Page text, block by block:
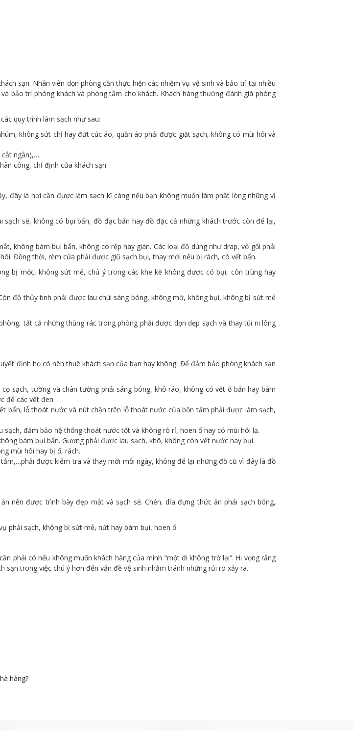
sạn. Nhân viên dọn phòng cần thực hiện các nhiệm vụ vệ sinh và bảo trì tại nhiều
bảo trì phòng khách và phòng tắm cho khách. Khách hàng thường đánh giá phòng
quy trình làm sạch như sau:
không sứt chỉ hay đứt cúc áo, quần áo phải được giặt sạch, không có mùi hôi và
cắt ngắn),…
công, chỉ định của khách sạn.
đây là nơi cần được làm sạch kĩ càng nếu bạn không muốn làm phật lòng những vị
sẽ, không có bụi bẩn, đồ đạc bẩn hay đồ đặc cả những khách trước còn để lại,
không bám bụi bẩn, không có rệp hay gián. Các loại đồ dùng như drap, vỏ gối phải
Đồng thời, rèm cửa phải được giũ sạch bụi, thay mới nếu bị rách, có vết bẩn.
bị mốc, không sứt mẻ, chú ý trong các khe kẽ không được có bụi, côn trùng hay
đồ thủy tinh phải được lau chùi sáng bóng, không mờ, không bụi, không bị sứt mẻ
tất cả những thùng rác trong phòng phải được dọn dẹp sạch và thay túi ni lông
định họ có nên thuê khách sạn của bạn hay không. Để đảm bảo phòng khách sạn
sạch, tường và chân tường phải sáng bóng, khô ráo, không có vết ố bẩn hay bám
để các vết đen.
bẩn, lỗ thoát nước và nút chặn trên lỗ thoát nước của bồn tắm phải được làm sạch,
đảm bảo hệ thống thoát nước tốt và không rò rỉ, hoen ố hay có mùi hôi lạ.
bám bụi bẩn. Gương phải được lau sạch, khô, không còn vết nước hay bụi.
mùi hôi hay bị ố, rách.
được kiểm tra và thay mới mỗi ngày, không để lại những đồ cũ vì đây là đồ
nên được trình bày đẹp mắt và sạch sẽ. Chén, dĩa đựng thức ăn phải sạch bóng,
phải sạch, không bị sứt mẻ, nứt hay bám bụi, hoen ố.
phải có nếu không muốn khách hàng của mình “một đi không trở lại”. Hi vọng rằng
sạn trong việc chú ý hơn đến vấn đề vệ sinh nhằm tránh những rủi ro xảy ra.
hàng?